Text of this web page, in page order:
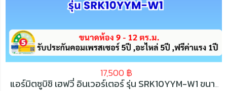
17,500 ฿
แอร์มิตซูบิชิ เฮฟวี่ อินเวอร์เตอร์ รุ่น SRK10YYM-W1 ขนาด 9575 BTU